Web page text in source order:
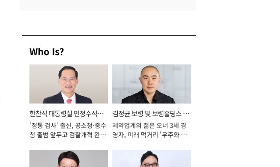
Who Is?
한찬식 대통령실 민정수석비
서관
'정통 검사' 출신, 공소청·중수
청 출범 앞두고 검찰개혁 완수
김정균 보령 및 보령홀딩스 대
표이사 사장
제약업계의 젊은 오너 3세 경
영자, 미래 먹거리 '우주와 헬